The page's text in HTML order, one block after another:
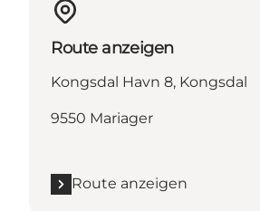
Route anzeigen
Kongsdal Havn 8, Kongsdal
9550 Mariager
Route anzeigen